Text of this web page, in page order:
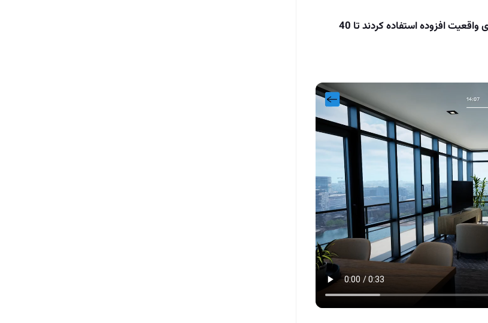
شرکت‌هایی که در بازاریابی و رونمایی از املاک خود از فناوری واقعیت افزوده استفاده کردند تا 40